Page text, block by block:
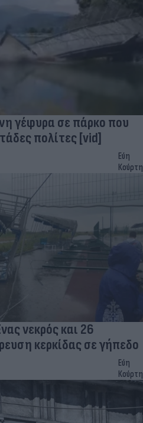
γέφυρα σε πάρκο που
πολίτες [vid]
Εύη
Κούρτη
νεκρός και 26
κερκίδας σε γήπεδο
Εύη
Κούρτη